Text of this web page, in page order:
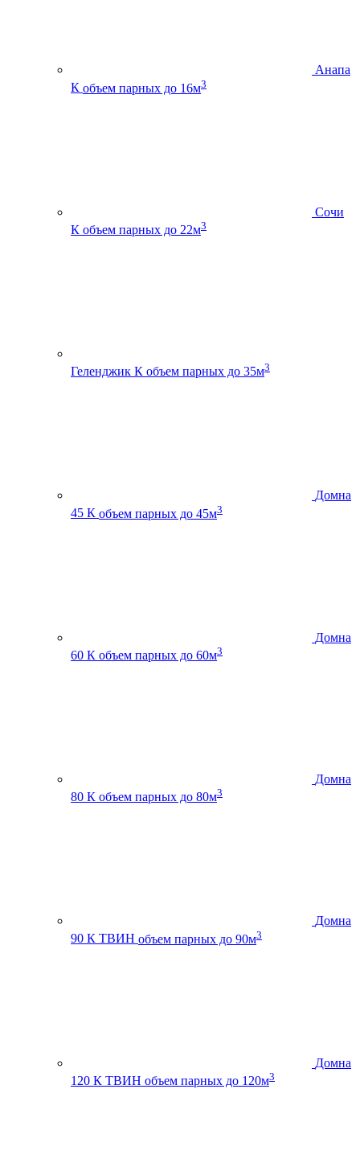
Анапа
К объем парных до 16м3
Сочи
К объем парных до 22м3
Геленджик К объем парных до 35м3
Домна
45 К объем парных до 45м3
Домна
60 К объем парных до 60м3
Домна
80 К объем парных до 80м3
Домна
90 К ТВИН объем парных до 90м3
Домна
120 К ТВИН объем парных до 120м3